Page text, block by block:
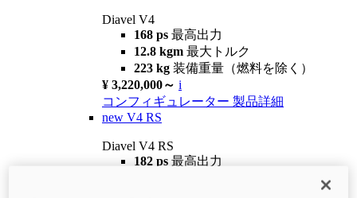
Diavel V4
168 ps 最高出力
12.8 kgm 最大トルク
223 kg 装備重量（燃料を除く）
¥ 3,220,000～ i
コンフィギュレーター 製品詳細
new V4 RS
Diavel V4 RS
182 ps 最高出力